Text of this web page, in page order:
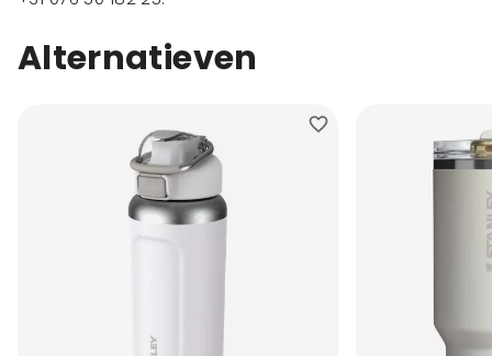
Alternatieven